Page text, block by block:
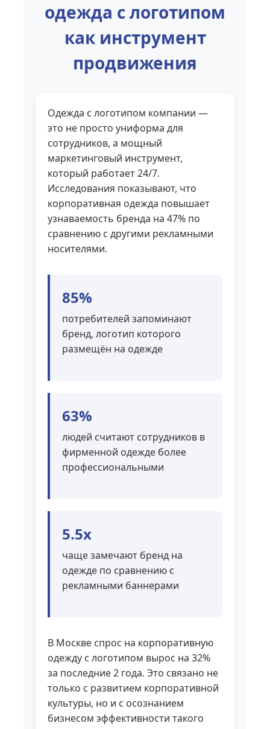
одежда с логотипом
как инструмент
продвижения
Одежда с логотипом компании —
это не просто униформа для
сотрудников, а мощный
маркетинговый инструмент,
который работает 24/7.
Исследования показывают, что
корпоративная одежда повышает
узнаваемость бренда на 47% по
сравнению с другими рекламными
носителями.
85%
потребителей запоминают
бренд, логотип которого
размещён на одежде
63%
людей считают сотрудников в
фирменной одежде более
профессиональными
5.5x
чаще замечают бренд на
одежде по сравнению с
рекламными баннерами
В Москве спрос на корпоративную
одежду с логотипом вырос на 32%
за последние 2 года. Это связано не
только с развитием корпоративной
культуры, но и с осознанием
бизнесом эффективности такого